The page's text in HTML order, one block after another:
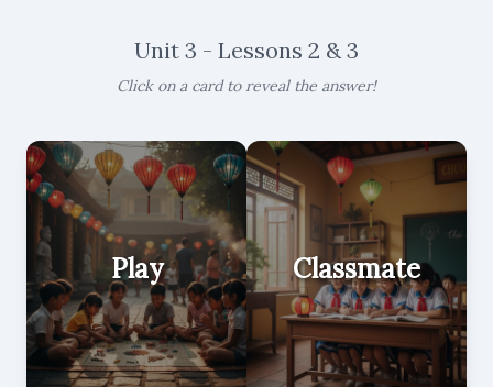
Unit 3 - Lessons 2 & 3
Click on a card to reveal the answer!
Play Classmate